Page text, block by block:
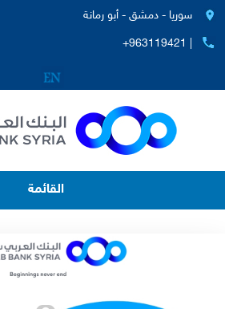
سوريا - دمشق - أبو رمانة
+963119421 |
القائمة